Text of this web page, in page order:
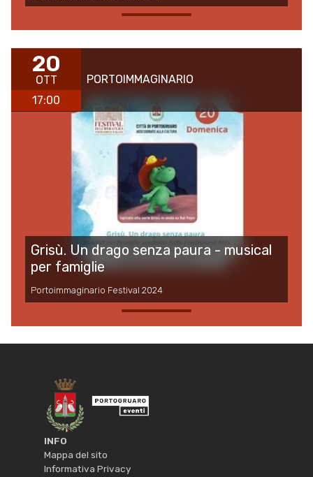
20
OTT
17:00
PORTOIMMAGINARIO
Grisù. Un drago senza paura - musical
per famiglie
Portoimmaginario Festival 2024
INFO
Mappa del sito
Informativa Privacy